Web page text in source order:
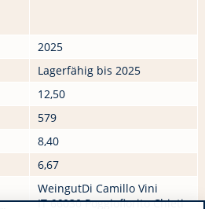
2025
Lagerfähig bis 2025
12,50
579
8,40
6,67
WeingutDi Camillo Vini
IT 66030 Poggiofiorito Chieti